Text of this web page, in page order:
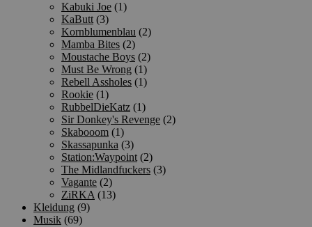
Kabuki Joe (1)
KaButt (3)
Kornblumenblau (2)
Mamba Bites (2)
Moustache Boys (2)
Must Be Wrong (1)
Rebell Assholes (1)
Rookie (1)
RubbelDieKatz (1)
Sir Donkey's Revenge (2)
Skabooom (1)
Skassapunka (3)
Station:Waypoint (2)
The Midlandfuckers (3)
Vagante (2)
ZiRKA (13)
Kleidung (9)
Musik (69)